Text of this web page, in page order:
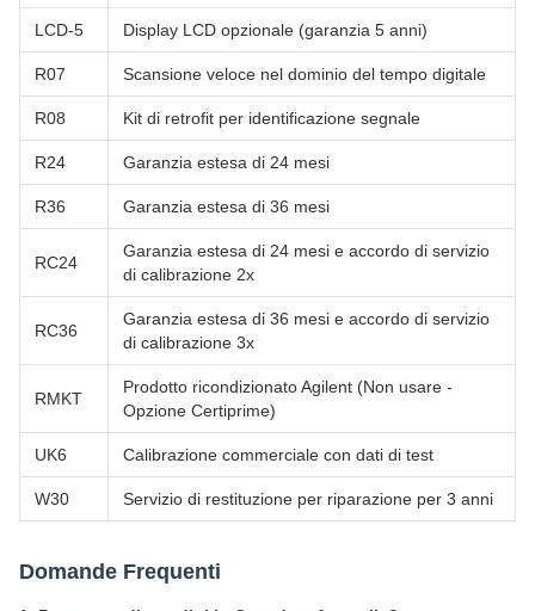
LCD-5 Display LCD opzionale (garanzia 5 anni)
R07 Scansione veloce nel dominio del tempo digitale
R08 Kit di retrofit per identificazione segnale
R24 Garanzia estesa di 24 mesi
R36 Garanzia estesa di 36 mesi
RC24
Garanzia estesa di 24 mesi e accordo di servizio
di calibrazione 2x
RC36
Garanzia estesa di 36 mesi e accordo di servizio
di calibrazione 3x
RMKT
Prodotto ricondizionato Agilent (Non usare -
Opzione Certiprime)
UK6 Calibrazione commerciale con dati di test
W30 Servizio di restituzione per riparazione per 3 anni
Domande Frequenti